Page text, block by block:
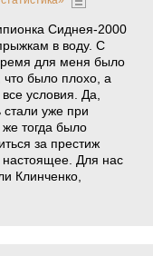
Сиднея-2000
в воду. С
для меня было
было плохо, а
условия. Да,
стали уже при
тогда было
за престиж
настоящее. Для нас
Клинченко,